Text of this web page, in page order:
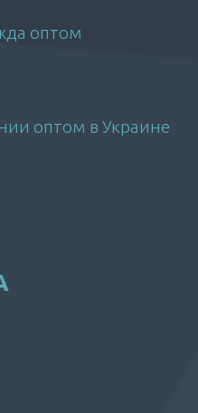
оптом
оптом в Украине